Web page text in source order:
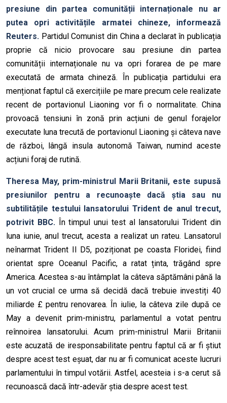
presiune din partea comunității internaționale nu ar
putea opri activitățile armatei chineze, informează
Reuters. Partidul Comunist din China a declarat în publicația
proprie că nicio provocare sau presiune din partea
comunității internaționale nu va opri forarea de pe mare
executată de armata chineză. În publicația partidului era
menționat faptul că exercițiile pe mare precum cele realizate
recent de portavionul Liaoning vor fi o normalitate. China
provoacă tensiuni în zonă prin acțiuni de genul forajelor
executate luna trecută de portavionul Liaoning și câteva nave
de război, lângă insula autonomă Taiwan, numind aceste
acțiuni foraj de rutină.
Theresa May, prim-ministrul Marii Britanii, este supusă
presiunilor pentru a recunoaște dacă știa sau nu
subtilitățile testului lansatorului Trident de anul trecut,
potrivit BBC.
În timpul unui test al lansatorului Trident din
luna iunie, anul trecut, acesta a realizat un rateu. Lansatorul
neînarmat Trident II D5, poziționat pe coasta Floridei, fiind
orientat spre Oceanul Pacific, a ratat ținta, trăgând spre
America. Acestea s-au întâmplat la câteva săptămâni până la
un vot crucial ce urma să decidă dacă trebuie investiți 40
miliarde £ pentru renovarea. În iulie, la câteva zile după ce
May a devenit prim-ministru, parlamentul a votat pentru
reînnoirea lansatorului. Acum prim-ministrul Marii Britanii
este acuzată de iresponsabilitate pentru faptul că ar fi știut
despre acest test eșuat, dar nu ar fi comunicat aceste lucruri
parlamentului în timpul votării. Astfel, acesteia i s-a cerut să
recunoască dacă într-adevăr știa despre acest test.